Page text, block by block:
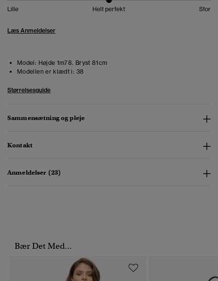
Lille Helt perfekt Stor
Læs Anmeldelser
Model: Højde 1m78. Bryst 81cm
Modellen er klædt i: 38
Størrelsesguide
Sammensætning og pleje
Kontakt
Anmeldelser (23)
Bær Det Med...